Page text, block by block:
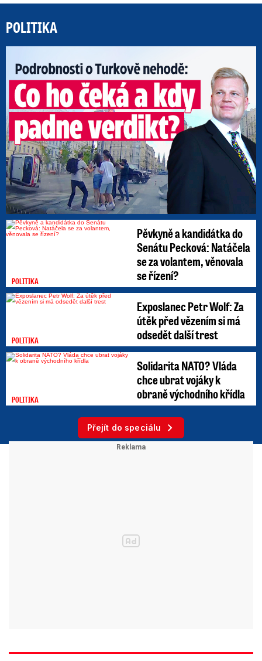
POLITIKA
POLITIKA
Pěvkyně a kandidátka do
Senátu Pecková: Natáčela
se za volantem, věnovala
se řízení?
POLITIKA
Exposlanec Petr Wolf: Za
útěk před vězením si má
odsedět další trest
POLITIKA
Solidarita NATO? Vláda
chce ubrat vojáky k
obraně východního křídla
Přejít do speciálu